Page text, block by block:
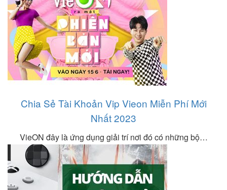
Chia Sẻ Tài Khoản Vip Vieon Miễn Phí Mới
Nhất 2023
VieON đây là ứng dụng giải trí nơi đó có những bộ…